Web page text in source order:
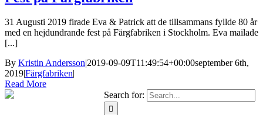
31 Augusti 2019 firade Eva & Patrick att de tillsammans fyllde 80 år
med en hejdundrande fest på Färgfabriken i Stockholm. Eva mailade
[...]
By Kristin Andersson|2019-09-09T11:49:54+00:00september 6th,
2019|Färgfabriken|
Read More
Search for: